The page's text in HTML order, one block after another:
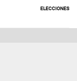
Elecciones